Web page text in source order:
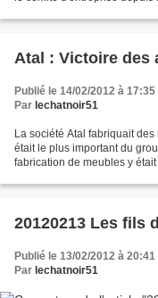
Atal : Victoire des
Publié le 14/02/2012 à 17:35
Par lechatnoir51
La société Atal fabriquait
était le plus important du
fabrication de meubles y
20120213 Les fils
Publié le 13/02/2012 à 20:41
Par lechatnoir51